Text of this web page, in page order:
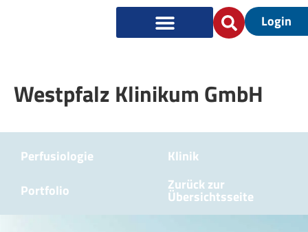
Login
Westpfalz Klinikum GmbH
Perfusiologie
Klinik
Portfolio
Zurück zur
Übersichtsseite